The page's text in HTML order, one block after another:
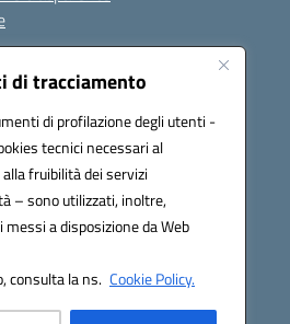
di tracciamento
di profilazione degli utenti -
tecnici necessari al
fruibilità dei servizi
– sono utilizzati, inoltre,
a disposizione da Web
consulta la ns. Cookie Policy.